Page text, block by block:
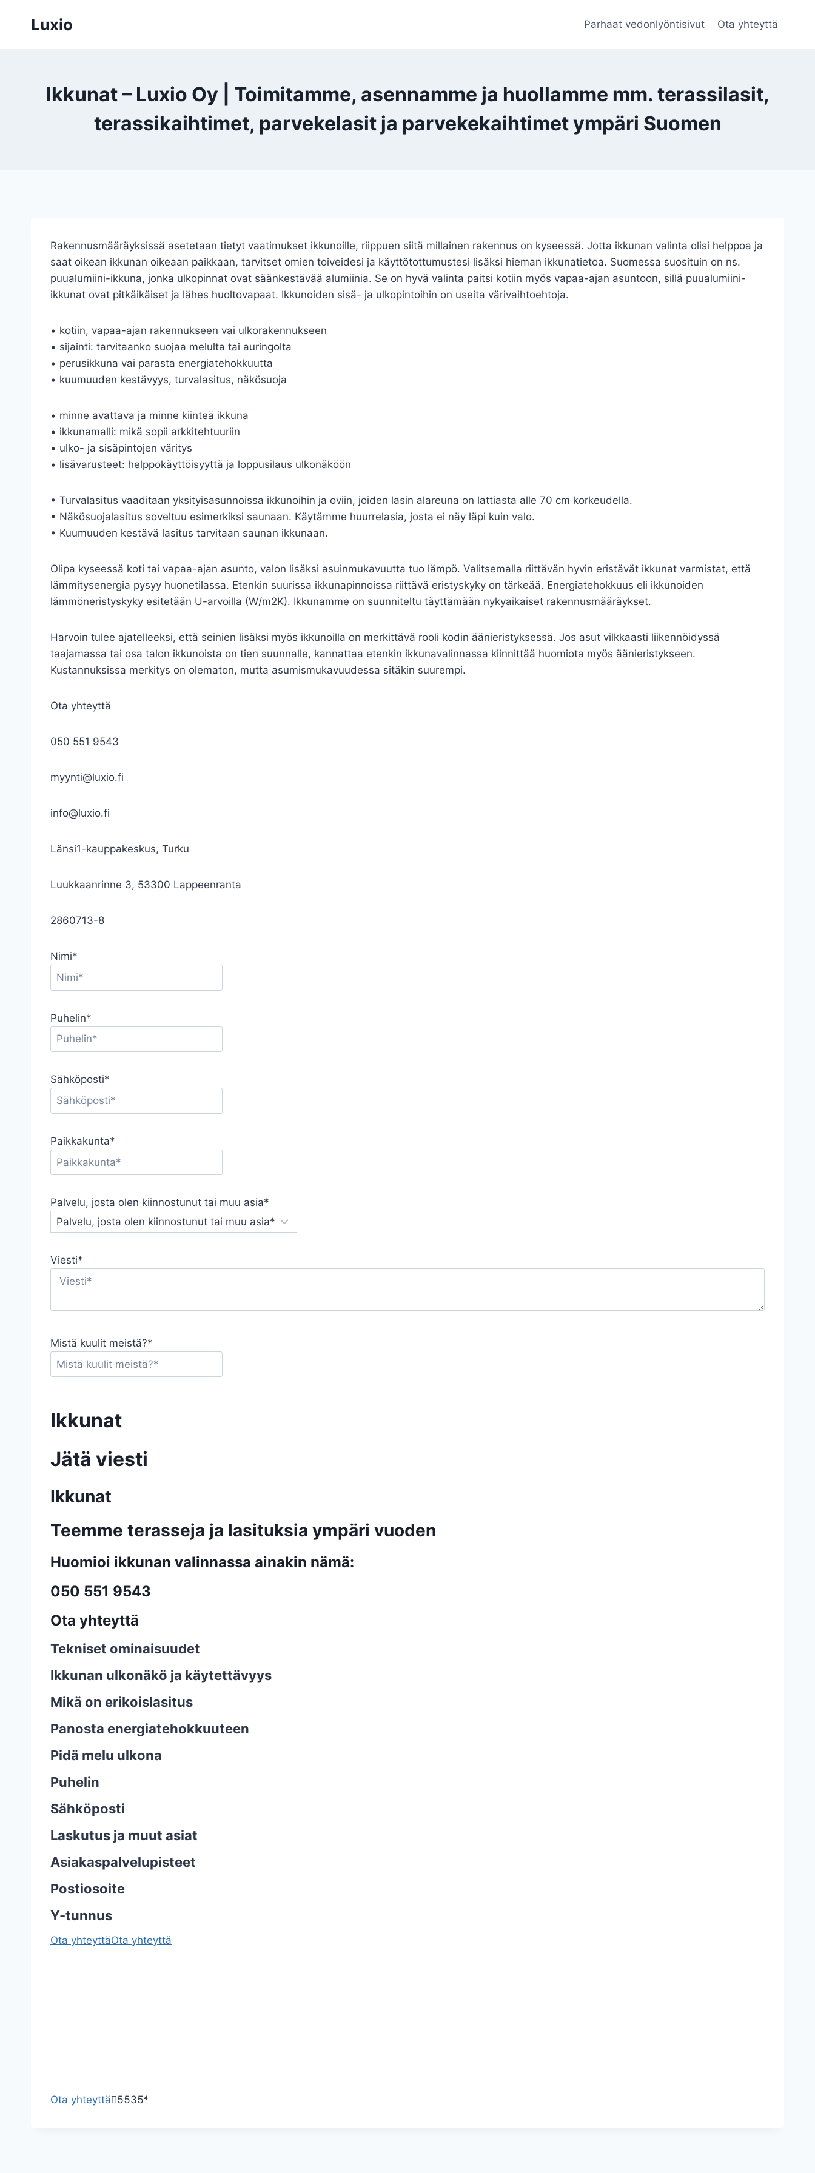
sisältöönLuxio Parhaat vedonlyöntisivut Ota yhteyttä
Ikkunat – Luxio Oy | Toimitamme, asennamme ja huollamme mm. terassilasit,
terassikaihtimet, parvekelasit ja parvekekaihtimet ympäri Suomen
Rakennusmääräyksissä asetetaan tietyt vaatimukset ikkunoille, riippuen siitä millainen rakennus on kyseessä. Jotta ikkunan valinta olisi helppoa ja
saat oikean ikkunan oikeaan paikkaan, tarvitset omien toiveidesi ja käyttötottumustesi lisäksi hieman ikkunatietoa. Suomessa suosituin on ns.
puualumiini-ikkuna, jonka ulkopinnat ovat säänkestävää alumiinia. Se on hyvä valinta paitsi kotiin myös vapaa-ajan asuntoon, sillä puualumiini-
ikkunat ovat pitkäikäiset ja lähes huoltovapaat. Ikkunoiden sisä- ja ulkopintoihin on useita värivaihtoehtoja.
• kotiin, vapaa-ajan rakennukseen vai ulkorakennukseen
• sijainti: tarvitaanko suojaa melulta tai auringolta
• perusikkuna vai parasta energiatehokkuutta
• kuumuuden kestävyys, turvalasitus, näkösuoja
• minne avattava ja minne kiinteä ikkuna
• ikkunamalli: mikä sopii arkkitehtuuriin
• ulko- ja sisäpintojen väritys
• lisävarusteet: helppokäyttöisyyttä ja loppusilaus ulkonäköön
• Turvalasitus vaaditaan yksityisasunnoissa ikkunoihin ja oviin, joiden lasin alareuna on lattiasta alle 70 cm korkeudella.
• Näkösuojalasitus soveltuu esimerkiksi saunaan. Käytämme huurrelasia, josta ei näy läpi kuin valo.
• Kuumuuden kestävä lasitus tarvitaan saunan ikkunaan.
Olipa kyseessä koti tai vapaa-ajan asunto, valon lisäksi asuinmukavuutta tuo lämpö. Valitsemalla riittävän hyvin eristävät ikkunat varmistat, että
lämmitysenergia pysyy huonetilassa. Etenkin suurissa ikkunapinnoissa riittävä eristyskyky on tärkeää. Energiatehokkuus eli ikkunoiden
lämmöneristyskyky esitetään U-arvoilla (W/m2K). Ikkunamme on suunniteltu täyttämään nykyaikaiset rakennusmääräykset.
Harvoin tulee ajatelleeksi, että seinien lisäksi myös ikkunoilla on merkittävä rooli kodin äänieristyksessä. Jos asut vilkkaasti liikennöidyssä
taajamassa tai osa talon ikkunoista on tien suunnalle, kannattaa etenkin ikkunavalinnassa kiinnittää huomiota myös äänieristykseen.
Kustannuksissa merkitys on olematon, mutta asumismukavuudessa sitäkin suurempi.
Ota yhteyttä
050 551 9543
myynti@luxio.fi
info@luxio.fi
Länsi1-kauppakeskus, Turku
Luukkaanrinne 3, 53300 Lappeenranta
2860713-8
Nimi*
Puhelin*
Sähköposti*
Paikkakunta*
Palvelu, josta olen kiinnostunut tai muu asia*
Viesti*
Mistä kuulit meistä?*
Ikkunat
Jätä viesti
Ikkunat
Teemme terasseja ja lasituksia ympäri vuoden
Huomioi ikkunan valinnassa ainakin nämä:
050 551 9543
Ota yhteyttä
Tekniset ominaisuudet
Ikkunan ulkonäkö ja käytettävyys
Mikä on erikoislasitus
Panosta energiatehokkuuteen
Pidä melu ulkona
Puhelin
Sähköposti
Laskutus ja muut asiat
Asiakaspalvelupisteet
Postiosoite
Y-tunnus
Ota yhteyttäOta yhteyttä
Ota yhteyttä